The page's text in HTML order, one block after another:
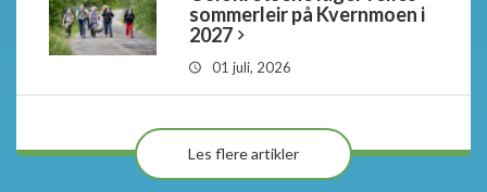
sommerleir på Kvernmoen i
2027
01 juli, 2026
Les flere artikler